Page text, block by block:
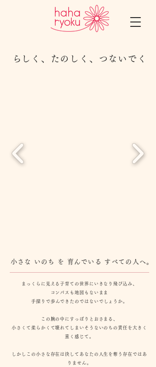
​らしく、たのしく、つないでく
小さな いのち を 育んでいる すべての人へ。
まっくらに見える子育ての世界にいきなり飛び込み、
コンパスも地図もないまま
手探りで歩んできたのではないでしょうか。
この腕の中にすっぽりとおさまる、
小さくて柔らかくて壊れてしまいそうないのちの責任を大きく
重く感じて。
しかしこの小さな存在は決してあなたの人生を奪う存在ではあ
りません。